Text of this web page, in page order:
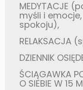
MEDYTACJE
myśli i
spokoju),
RELAKSACJA
DZIENNIK
ŚCIĄGAWKA
O SIEBIE W 15